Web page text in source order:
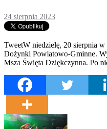
24 sierpnia 2023
TweetW niedzielę, 20 sierpnia
Dożynki Powiatowo-Gminne.
Msza Święta Dziękczynna. Po